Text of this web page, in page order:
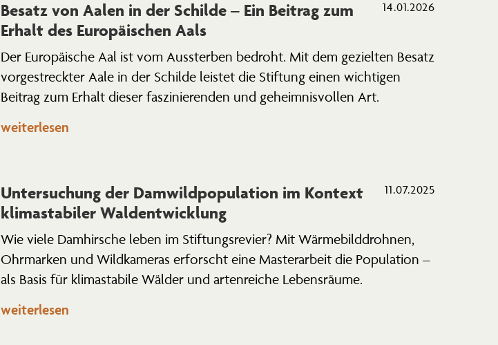
14.01.2026
Besatz von Aalen in der Schilde – Ein Beitrag zum
Erhalt des Europäi­schen Aals
Der Europäische Aal ist vom Aussterben bedroht. Mit dem gezielten Besatz
vorge­streckter Aale in der Schilde leistet die Stiftung einen wichtigen
Beitrag zum Erhalt dieser faszi­nie­renden und geheim­nis­vollen Art.
weiterlesen
11.07.2025
Unter­su­chung der Damwild­po­pu­lation im Kontext
klima­sta­biler Waldentwicklung
Wie viele Damhirsche leben im Stiftungs­revier? Mit Wärme­bild­drohnen,
Ohrmarken und Wildka­meras erforscht eine Master­arbeit die Population –
als Basis für klima­stabile Wälder und arten­reiche Lebensräume.
weiterlesen